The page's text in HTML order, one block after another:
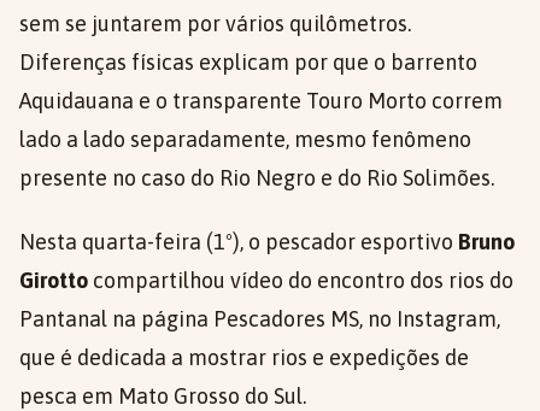
sem se juntarem por vários quilômetros.
Diferenças físicas explicam por que o barrento
Aquidauana e o transparente Touro Morto correm
lado a lado separadamente, mesmo fenômeno
presente no caso do Rio Negro e do Rio Solimões.
Nesta quarta-feira (1º), o pescador esportivo Bruno
Girotto compartilhou vídeo do encontro dos rios do
Pantanal na página Pescadores MS, no Instagram,
que é dedicada a mostrar rios e expedições de
pesca em Mato Grosso do Sul.